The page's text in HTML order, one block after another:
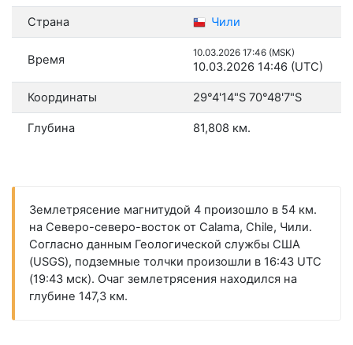
Страна Чили
Время 10.03.2026 17:46 (MSK)
10.03.2026 14:46 (UTC)
Координаты 29°4'14"S 70°48'7"S
Глубина 81,808 км.
Землетрясение магнитудой 4 произошло в 54 км.
на Северо-северо-восток от Calama, Chile, Чили.
Согласно данным Геологической службы США
(USGS), подземные толчки произошли в 16:43 UTC
(19:43 мск). Очаг землетрясения находился на
глубине 147,3 км.